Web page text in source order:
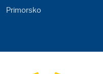
Primorsko